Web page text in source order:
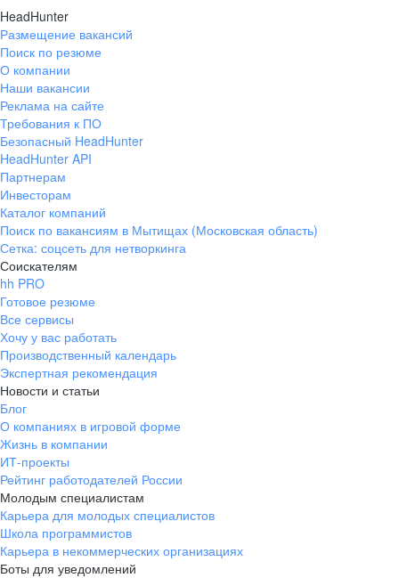
HeadHunter
Размещение вакансий
Поиск по резюме
О компании
Наши вакансии
Реклама на сайте
Требования к ПО
Безопасный HeadHunter
HeadHunter API
Партнерам
Инвесторам
Каталог компаний
Поиск по вакансиям в Мытищах (Московская область)
Сетка: соцсеть для нетворкинга
Соискателям
hh PRO
Готовое резюме
Все сервисы
Хочу у вас работать
Производственный календарь
Экспертная рекомендация
Новости и статьи
Блог
О компаниях в игровой форме
Жизнь в компании
ИТ-проекты
Рейтинг работодателей России
Молодым специалистам
Карьера для молодых специалистов
Школа программистов
Карьера в некоммерческих организациях
Боты для уведомлений